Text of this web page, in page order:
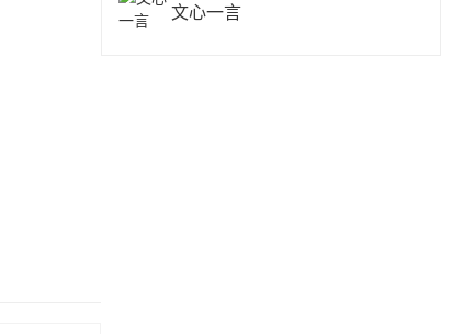
文心一言